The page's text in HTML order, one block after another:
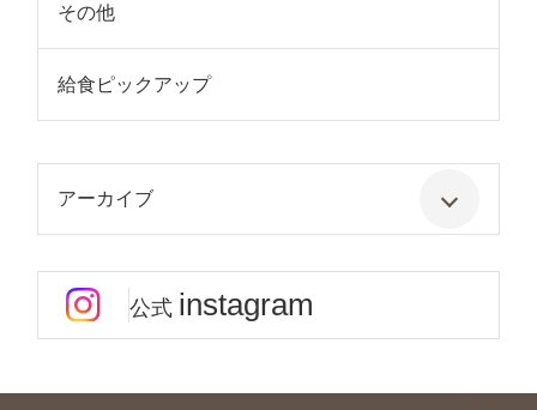
その他
給食ピックアップ
アーカイブ
公式 instagram